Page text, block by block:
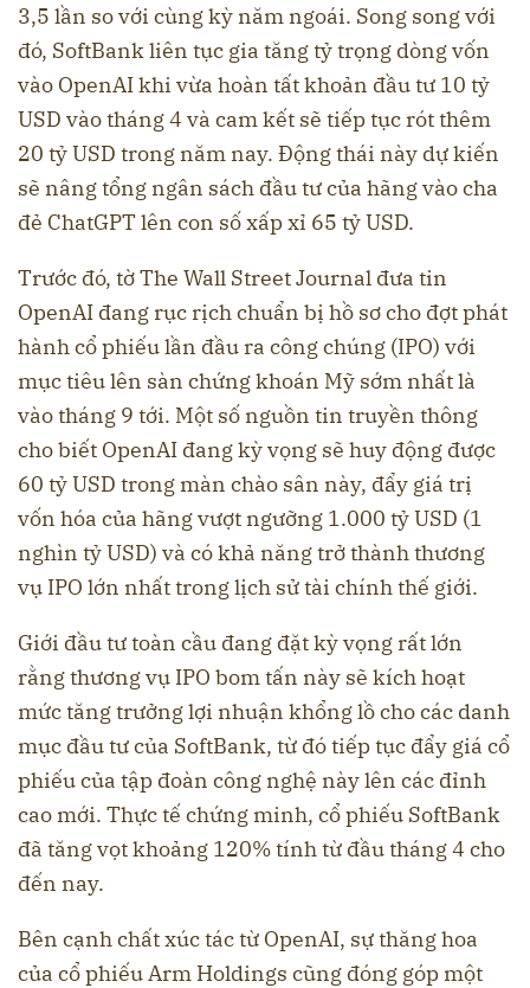
3,5 lần so với cùng kỳ năm ngoái. Song song với
đó, SoftBank liên tục gia tăng tỷ trọng dòng vốn
vào OpenAI khi vừa hoàn tất khoản đầu tư 10 tỷ
USD vào tháng 4 và cam kết sẽ tiếp tục rót thêm
20 tỷ USD trong năm nay. Động thái này dự kiến
sẽ nâng tổng ngân sách đầu tư của hãng vào cha
đẻ ChatGPT lên con số xấp xỉ 65 tỷ USD.
Trước đó, tờ The Wall Street Journal đưa tin
OpenAI đang rục rịch chuẩn bị hồ sơ cho đợt phát
hành cổ phiếu lần đầu ra công chúng (IPO) với
mục tiêu lên sàn chứng khoán Mỹ sớm nhất là
vào tháng 9 tới. Một số nguồn tin truyền thông
cho biết OpenAI đang kỳ vọng sẽ huy động được
60 tỷ USD trong màn chào sân này, đẩy giá trị
vốn hóa của hãng vượt ngưỡng 1.000 tỷ USD (1
nghìn tỷ USD) và có khả năng trở thành thương
vụ IPO lớn nhất trong lịch sử tài chính thế giới.
Giới đầu tư toàn cầu đang đặt kỳ vọng rất lớn
rằng thương vụ IPO bom tấn này sẽ kích hoạt
mức tăng trưởng lợi nhuận khổng lồ cho các danh
mục đầu tư của SoftBank, từ đó tiếp tục đẩy giá cổ
phiếu của tập đoàn công nghệ này lên các đỉnh
cao mới. Thực tế chứng minh, cổ phiếu SoftBank
đã tăng vọt khoảng 120% tính từ đầu tháng 4 cho
đến nay.
Bên cạnh chất xúc tác từ OpenAI, sự thăng hoa
của cổ phiếu Arm Holdings cũng đóng góp một